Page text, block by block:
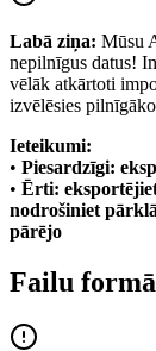
Labā ziņa: Mūsu
nepilnīgus datus!
vēlāk atkārtoti
izvēlēsies
Ieteikumi:
• Piesardzīgi:
• Ērti:
nodrošiniet
pārējo
Failu